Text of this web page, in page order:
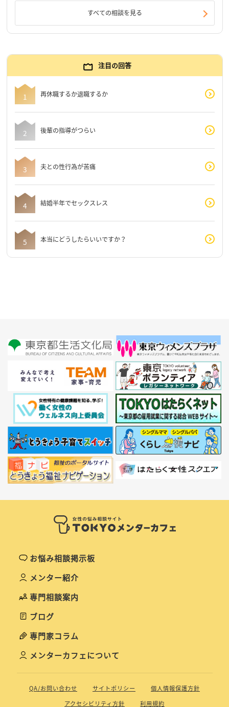
すべての相談を見る
注目の回答
再休職するか退職するか
後輩の指導がつらい
夫との性行為が苦痛
結婚半年でセックスレス
本当にどうしたらいいですか？
お悩み相談掲示板
メンター紹介
専門相談案内
ブログ
専門家コラム
メンターカフェについて
QA/お問い合わせ サイトポリシー
個人情報保護方針
アクセシビリティ方針
利用規約